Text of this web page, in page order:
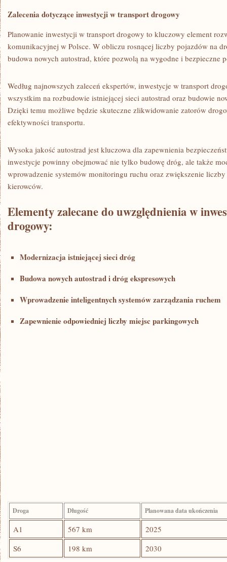
Zalecenia dotyczące⁤ inwestycji w transport drogowy
Planowanie inwestycji w transport drogowy to kluczowy ‌element
komunikacyjnej ​w Polsce. W obliczu rosnącej ‍liczby pojazdów ‌na
budowa ⁢nowych autostrad, które pozwolą ‌na wygodne i ‌bezpieczne
Według najnowszych zaleceń ​ekspertów, inwestycje w ‌transport
wszystkim⁢ na rozbudowie istniejącej‌ sieci autostrad⁣ oraz budowie
Dzięki temu możliwe ‍będzie ⁤skuteczne zlikwidowanie zatorów
efektywności ‍transportu.
Wysoka jakość autostrad jest kluczowa dla zapewnienia
inwestycje powinny obejmować nie tylko budowę dróg, ale także
wprowadzenie systemów monitoringu ruchu oraz zwiększenie
kierowców.
Elementy ⁤zalecane do uwzględnienia w
drogowy:
Modernizacja istniejącej‌ sieci dróg
Budowa nowych autostrad i dróg‍ ekspresowych
Wprowadzenie inteligentnych systemów zarządzania ruchem
Zapewnienie odpowiedniej liczby miejsc​ parkingowych
Droga Długość Planowana ‍data ukończenia
A1 567 km
2025
S6
198 km 2030